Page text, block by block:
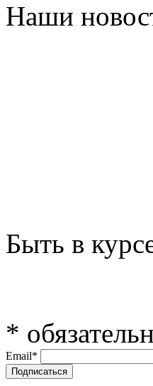
Наши
Быть в
*
Email*